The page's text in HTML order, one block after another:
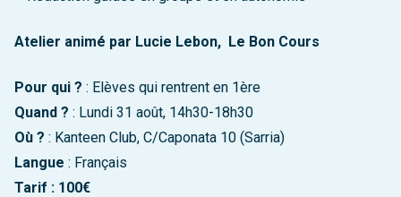
Atelier animé par Lucie Lebon, Le Bon Cours
Pour qui ? : Elèves qui rentrent en 1ère
Quand ? : Lundi 31 août, 14h30-18h30
Où ? : Kanteen Club, C/Caponata 10 (Sarria)
Langue : Français
Tarif : 100€